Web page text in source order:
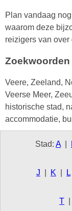
Plan vandaag
waarom deze
reizigers van
Zoekwoorden
Veere, Zeeland,
Veerse Meer,
historische stad,
accommodatie,
Stad: A
J K L
T